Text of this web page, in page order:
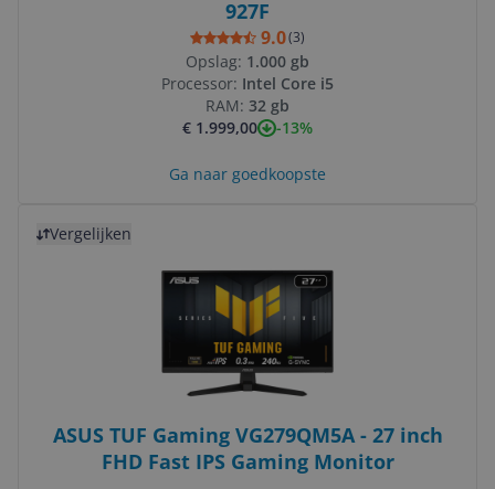
927F
9.0(3)
Opslag: 1.000 gb
Processor: Intel Core i5
RAM: 32 gb
€ 1.999,00
-13%
Ga naar goedkoopste
Vergelijken
ASUS TUF Gaming VG279QM5A - 27 inch
FHD Fast IPS Gaming Monitor